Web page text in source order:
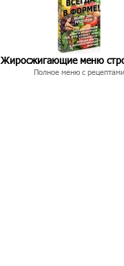
Жиросжигающие меню
Полное меню с рецептами